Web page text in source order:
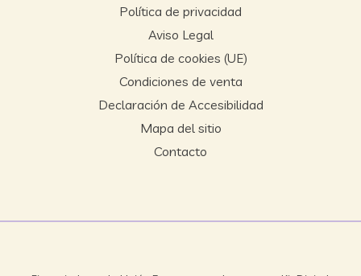
Política de privacidad
Aviso Legal
Política de cookies (UE)
Condiciones de venta
Declaración de Accesibilidad
Mapa del sitio
Contacto